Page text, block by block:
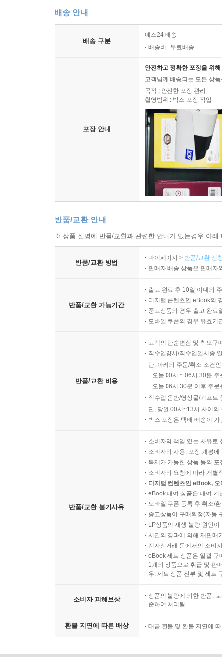
배송 안내
배송 구분
예스24 배송
배송비 : 무료배송
포장 안내
안전하고 정확한 포장을 위
고객님께 배송되는 모든 상
목적 : 안전한 포장 관리
촬영범위 : 박스 포장 작업
반품/교환 안내
※ 상품 설명에 반품/교환과 관련한 안내가 있는경우 아
반품/교환 방법
마이페이지 > 반품/교환 신
판매자 배송 상품은 판매자
반품/교환 가능기간
출고 완료 후 10일 이내의
디지털 콘텐츠인 eBook의
중고상품의 경우 출고 완료
모바일 쿠폰의 경우 유효기
반품/교환 비용
고객의 단순변심 및 착오구
직수입양서/직수입일서중
단, 아래의 주문/취소 조건
오늘 00시 ~ 06시 30분
오늘 06시 30분 이후 주
직수입 음반/영상물/기프트
단, 당일 00시~13시 사이의
박스 포장은 택배 배송이
반품/교환 불가사유
소비자의 책임 있는 사유로
소비자의 사용, 포장 개봉
복제가 가능한 상품 등의
소비자의 요청에 따라 개별
디지털 컨텐츠인 eBook,
eBook 대여 상품은 대여 기
모바일 쿠폰 등록 후 취소/
중고상품이 구매확정(자동
LP상품의 재생 불량 원인
시간의 경과에 의해 재판매
전자상거래 등에서의 소비
eBook 세트 상품은 일괄 구
1개의 상품으로 취급 및 판
우, 세트 상품 전부 및 세트
소비자 피해보상
상품의 불량에 의한 반품,
준하여 처리됨
환불 지연에 따른 배상 대금 환불 및 환불 지연에